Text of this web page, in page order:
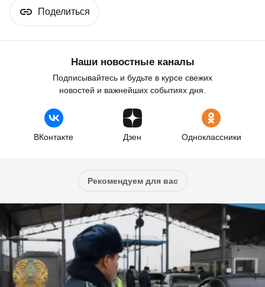
Поделиться
Наши новостные каналы
Подписывайтесь и будьте в курсе свежих
новостей и важнейших событиях дня.
ВКонтакте Дзен Одноклассники
Рекомендуем для вас